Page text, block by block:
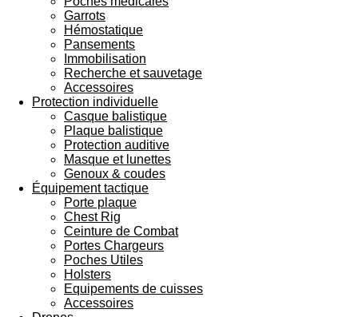
Garrots
Hémostatique
Pansements
Immobilisation
Recherche et sauvetage
Accessoires
Protection individuelle
Casque balistique
Plaque balistique
Protection auditive
Masque et lunettes
Genoux & coudes
Équipement tactique
Porte plaque
Chest Rig
Ceinture de Combat
Portes Chargeurs
Poches Utiles
Holsters
Equipements de cuisses
Accessoires